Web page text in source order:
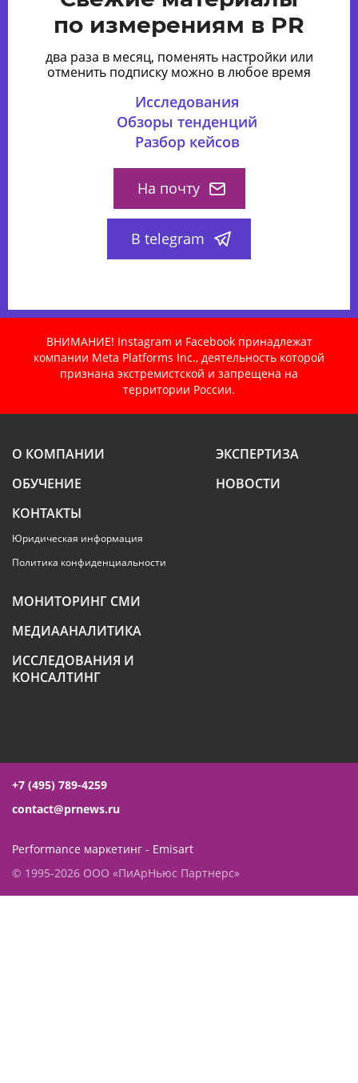
по измерениям в PR
два раза в месяц, поменять настройки или
отменить подписку можно в любое время
Исследования
Обзоры тенденций
Разбор кейсов
На почту
В telegram
ВНИМАНИЕ! Instagram и Facebook принадлежат
компании Meta Platforms Inc., деятельность которой
признана экстремистской и запрещена на
территории России.
О КОМПАНИИ
ЭКСПЕРТИЗА
ОБУЧЕНИЕ
НОВОСТИ
КОНТАКТЫ
Юридическая информация
Политика конфиденциальности
МОНИТОРИНГ СМИ
МЕДИААНАЛИТИКА
ИССЛЕДОВАНИЯ И
КОНСАЛТИНГ
© 1995-2026 ООО «ПиАрНьюс Партнерс»
+7 (495) 789-4259
contact@prnews.ru
Performance маркетинг - Emisart